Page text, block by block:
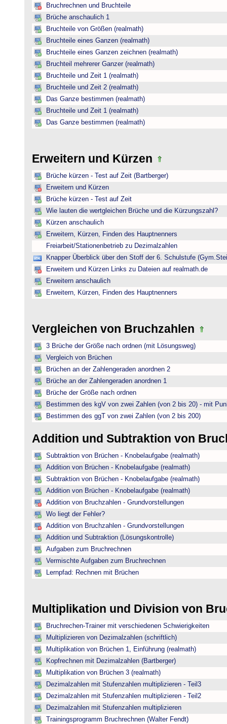
Bruchrechnen und Bruchteile
Brüche anschaulich 1
Bruchteile von Größen (realmath)
Bruchteile eines Ganzen (realmath)
Bruchteile eines Ganzen zeichnen (realmath)
Bruchteil mehrerer Ganzer (realmath)
Bruchteile und Zeit 1 (realmath)
Bruchteile und Zeit 2 (realmath)
Das Ganze bestimmen (realmath)
Bruchteile und Zeit 1 (realmath)
Das Ganze bestimmen (realmath)
Erweitern und Kürzen
Brüche kürzen - Test auf Zeit (Bartberger)
Erweitern und Kürzen
Brüche kürzen - Test auf Zeit
Wie lauten die wertgleichen Brüche und die Kürzungszahl?
Kürzen anschaulich
Erweitern, Kürzen, Finden des Hauptnenners
Freiarbeit/Stationenbetrieb zu Dezimalzahlen
Knapper Überblick über den Stoff der 6. Schulstufe
Erweitern und Kürzen Links zu Dateien auf realmath.de
Erweitern anschaulich
Erweitern, Kürzen, Finden des Hauptnenners
Vergleichen von Bruchzahlen
3 Brüche der Größe nach ordnen (mit Lösungsweg)
Vergleich von Brüchen
Brüchen an der Zahlengeraden anordnen 2
Brüche an der Zahlengeraden anordnen 1
Brüche der Größe nach ordnen
Bestimmen des kgV von zwei Zahlen (von 2 bis 20) - mit
Bestimmen des ggT von zwei Zahlen (von 2 bis 200)
Addition und Subtraktion von
Subtraktion von Brüchen - Knobelaufgabe (realmath)
Addition von Brüchen - Knobelaufgabe (realmath)
Subtraktion von Brüchen - Knobelaufgabe (realmath)
Addition von Brüchen - Knobelaufgabe (realmath)
Addition von Bruchzahlen - Grundvorstellungen
Wo liegt der Fehler?
Addition von Bruchzahlen - Grundvorstellungen
Addition und Subtraktion (Lösungskontrolle)
Aufgaben zum Bruchrechnen
Vermischte Aufgaben zum Bruchrechnen
Lernpfad: Rechnen mit Brüchen
Multiplikation und Division von
Bruchrechen-Trainer mit verschiedenen Schwierigkeiten
Multiplizieren von Dezimalzahlen (schriftlich)
Multiplikation von Brüchen 1, Einführung (realmath)
Kopfrechnen mit Dezimalzahlen (Bartberger)
Multiplikation von Brüchen 3 (realmath)
Dezimalzahlen mit Stufenzahlen multiplizieren - Teil3
Dezimalzahlen mit Stufenzahlen multiplizieren - Teil2
Dezimalzahlen mit Stufenzahlen multiplizieren
Trainingsprogramm Bruchrechnen (Walter Fendt)